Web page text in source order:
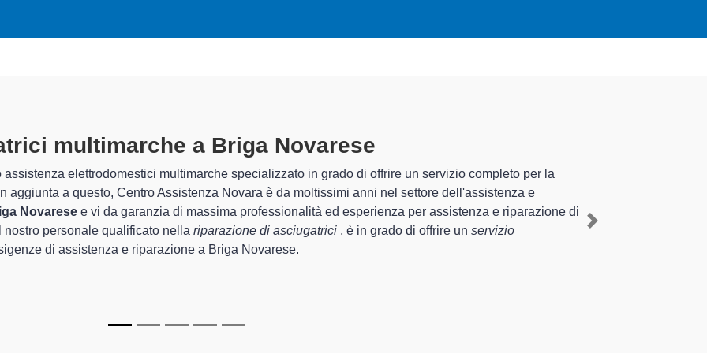
Multimarche A Briga Novarese
Assistenza Novara sono in grado di garantire al cliente esperienza pluriennale nel territorio di Briga Novarese e
la sistemazione e lariparazione della tua asciugatrice a Briga Novarese, mediante il ripristino rapido del
apparecchi.
di Centro Assistenza Novara sono in grado di fornire interventi di diverse tipologie sugli elettrodomestici da
Next